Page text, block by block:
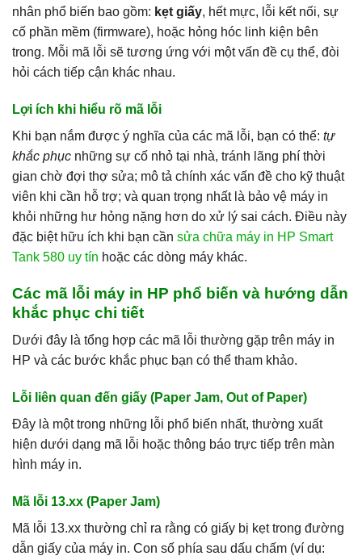
nhân phổ biến bao gồm: kẹt giấy, hết mực, lỗi kết nối, sự
cố phần mềm (firmware), hoặc hỏng hóc linh kiện bên
trong. Mỗi mã lỗi sẽ tương ứng với một vấn đề cụ thể, đòi
hỏi cách tiếp cận khác nhau.
Lợi ích khi hiểu rõ mã lỗi
Khi bạn nắm được ý nghĩa của các mã lỗi, bạn có thể: tự
khắc phục những sự cố nhỏ tại nhà, tránh lãng phí thời
gian chờ đợi thợ sửa; mô tả chính xác vấn đề cho kỹ thuật
viên khi cần hỗ trợ; và quan trọng nhất là bảo vệ máy in
khỏi những hư hỏng nặng hơn do xử lý sai cách. Điều này
đặc biệt hữu ích khi bạn cần sửa chữa máy in HP Smart
Tank 580 uy tín hoặc các dòng máy khác.
Các mã lỗi máy in HP phổ biến và hướng dẫn
khắc phục chi tiết
Dưới đây là tổng hợp các mã lỗi thường gặp trên máy in
HP và các bước khắc phục bạn có thể tham khảo.
Lỗi liên quan đến giấy (Paper Jam, Out of Paper)
Đây là một trong những lỗi phổ biến nhất, thường xuất
hiện dưới dạng mã lỗi hoặc thông báo trực tiếp trên màn
hình máy in.
Mã lỗi 13.xx (Paper Jam)
Mã lỗi 13.xx thường chỉ ra rằng có giấy bị kẹt trong đường
dẫn giấy của máy in. Con số phía sau dấu chấm (ví dụ: